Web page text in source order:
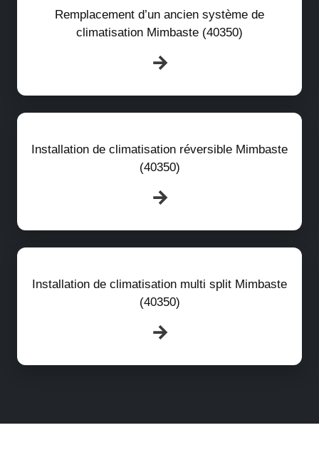
Remplacement d’un ancien système de
climatisation Mimbaste (40350)
Installation de climatisation réversible Mimbaste
(40350)
Installation de climatisation multi split Mimbaste
(40350)